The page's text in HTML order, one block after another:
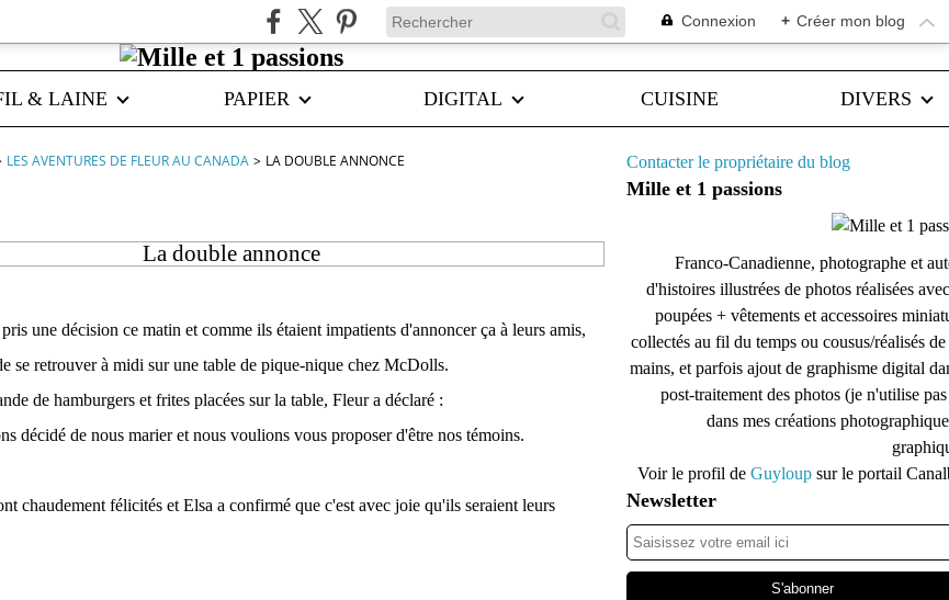
Connexion + Créer mon blog
& LAINE PAPIER DIGITAL CUISINE DIVERS
LES AVENTURES DE FLEUR AU CANADA > LA DOUBLE ANNONCE
La double annonce
une décision ce matin et comme ils étaient impatients d'annoncer ça à leurs amis,
se retrouver à midi sur une table de pique-nique chez McDolls.
de hamburgers et frites placées sur la table, Fleur a déclaré :
décidé de nous marier et nous voulions vous proposer d'être nos témoins.
chaudement félicités et Elsa a confirmé que c'est avec joie qu'ils seraient leurs
Contacter le propriétaire du blog
Mille et 1 passions
Franco-Canadienne, photographe et
d'histoires illustrées de photos réalisées
poupées + vêtements et accessoires
collectés au fil du temps ou cousus/réalisés de
mains, et parfois ajout de graphisme digital
post-traitement des photos (je n'utilise
dans mes créations
Voir le profil de Guyloup sur le portail
Newsletter